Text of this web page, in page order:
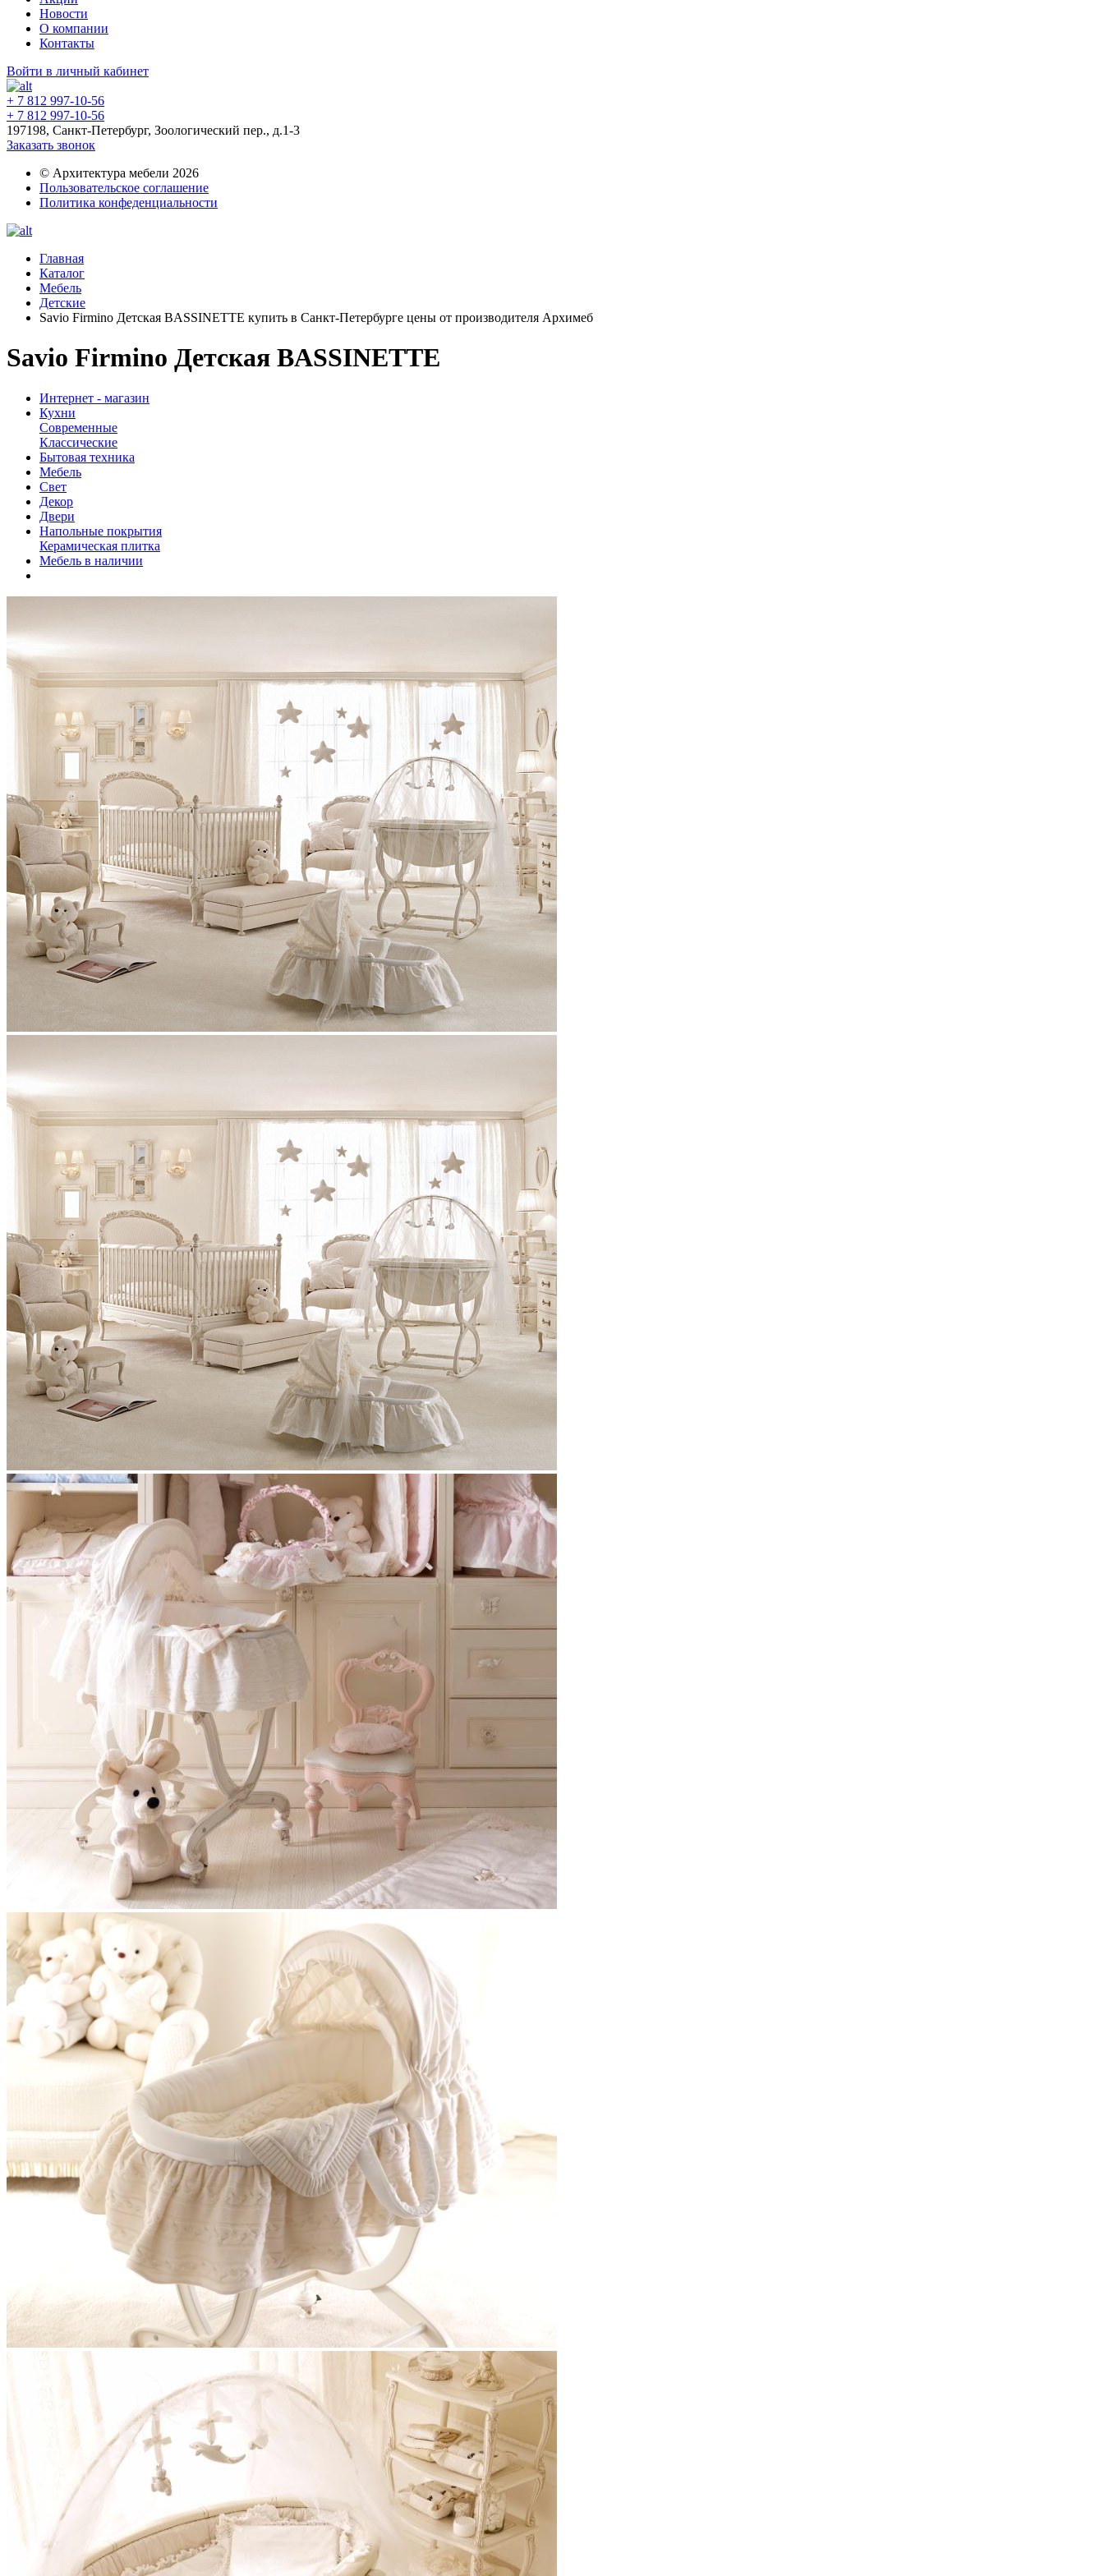
Новости
О компании
Контакты
Войти в личный кабинет
+ 7 812 997-10-56
+ 7 812 997-10-56
197198, Санкт-Петербург, Зоологический пер., д.1-3
Заказать звонок
© Архитектура мебели 2026
Пользовательское соглашение
Политика конфеденциальности
Главная
Каталог
Мебель
Детские
Savio Firmino Детская BASSINETTE купить в Санкт-Петербурге цены от производителя Архимеб
Savio Firmino Детская BASSINETTE
Интернет - магазин
Кухни
Современные
Классические
Бытовая техника
Мебель
Свет
Декор
Двери
Напольные покрытия
Керамическая плитка
Мебель в наличии